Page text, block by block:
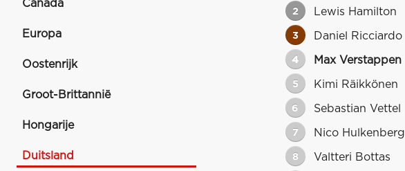
Canada
Europa
Oostenrijk
Groot-Brittannië
Hongarije
Duitsland
2 Lewis Hamilton
3 Daniel Ricciardo
4 Max Verstappen
5 Kimi Räikkönen
6 Sebastian Vettel
7 Nico Hulkenberg
8 Valtteri Bottas